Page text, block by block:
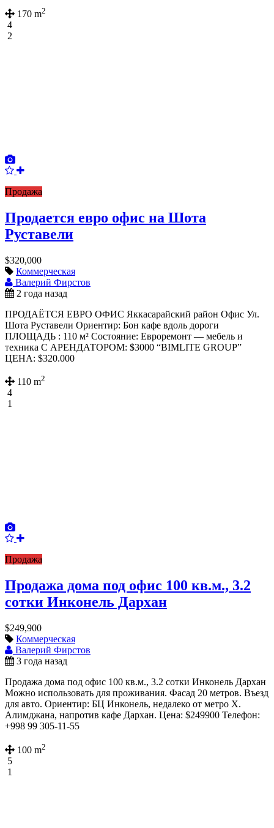
170 m2
4
2
Продажа
Продается евро офис на Шота
Руставели
$320,000
Коммерческая
Валерий Фирстов
2 года назад
ПРОДАЁТСЯ ЕВРО ОФИС Яккасарайский район Офис Ул.
Шота Руставели Ориентир: Бон кафе вдоль дороги
ПЛОЩАДЬ : 110 м² Состояние: Евроремонт — мебель и
техника С АРЕНДАТОРОМ: $3000 “BIMLITE GROUP”
ЦЕНА: $320.000
110 m2
4
1
Продажа
Продажа дома под офис 100 кв.м., 3.2
сотки Инконель Дархан
$249,900
Коммерческая
Валерий Фирстов
3 года назад
Продажа дома под офис 100 кв.м., 3.2 сотки Инконель Дархан
Можно использовать для проживания. Фасад 20 метров. Въезд
для авто. Ориентир: БЦ Инконель, недалеко от метро Х.
Алимджана, напротив кафе Дархан. Цена: $249900 Телефон:
+998 99 305-11-55
100 m2
5
1